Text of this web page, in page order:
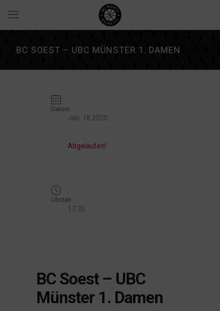
BC SOEST – UBC MÜNSTER 1. DAMEN
Datum
Jan. 18 2020
Abgelaufen!
Uhrzeit
17:30
BC Soest – UBC
Münster 1. Damen